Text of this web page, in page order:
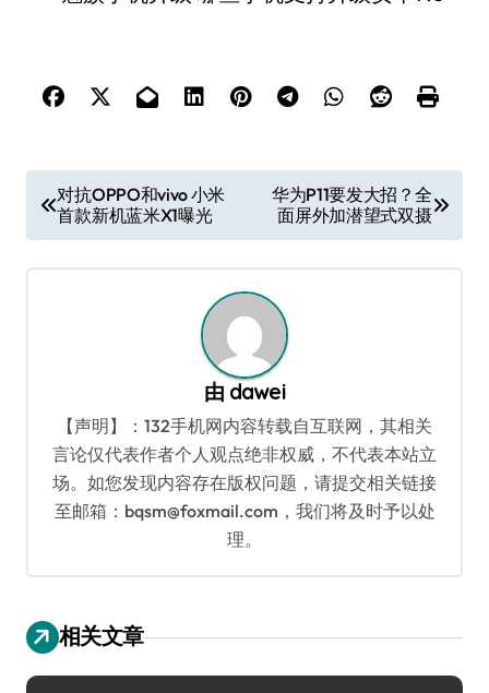
章
导
对抗OPPO和vivo 小米
首款新机蓝米X1曝光
华为P11要发大招？全
面屏外加潜望式双摄
由 dawei
【声明】：132手机网内容转载自互联网，其相关
言论仅代表作者个人观点绝非权威，不代表本站立
场。如您发现内容存在版权问题，请提交相关链接
至邮箱：bqsm@foxmail.com，我们将及时予以处
理。
相关文章